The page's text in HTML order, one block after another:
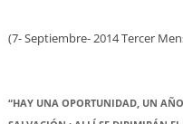
(7- Septiembre- 2014 Tercer
“HAY UNA OPORTUNIDAD, UN